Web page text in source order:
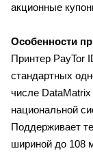
акционные
Особенности
Принтер PayTor
стандартных
числе
национальной
Поддерживает
шириной до 108